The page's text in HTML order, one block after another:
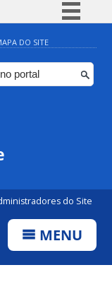
BR
Participe
DO SITE
do Site
MENU